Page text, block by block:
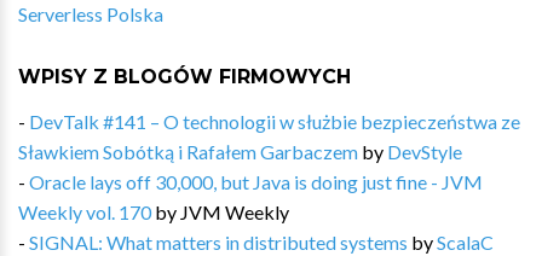
Serverless Polska
WPISY Z BLOGÓW FIRMOWYCH
- DevTalk #141 – O technologii w służbie bezpieczeństwa ze
Sławkiem Sobótką i Rafałem Garbaczem by DevStyle
- Oracle lays off 30,000, but Java is doing just fine - JVM
Weekly vol. 170by JVM Weekly
- SIGNAL: What matters in distributed systems byScalaC